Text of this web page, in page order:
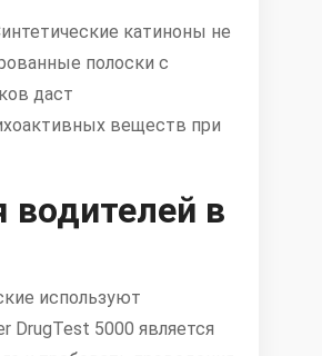
катиноны не
полоски с
даст
веществ при
водителей в
используют
DrugTest 5000 является